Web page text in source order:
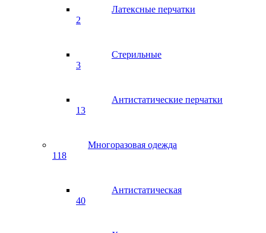
Латексные перчатки
2
Стерильные
3
Антистатические перчатки
13
Многоразовая одежда
118
Антистатическая
40